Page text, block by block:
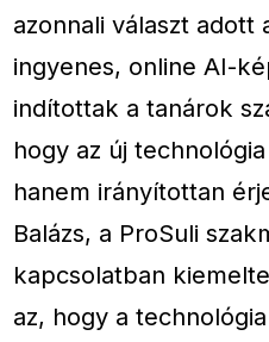
azonnali választ adott
ingyenes, online AI-
indítottak a tanárok
hogy az új
hanem irányítottan
Balázs, a ProSuli
kapcsolatban
az, hogy a